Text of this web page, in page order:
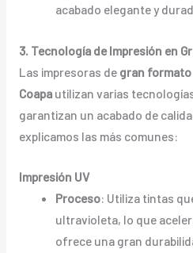
acabado elegante y
3. Tecnología de Impresión en
Las impresoras de gran formato
Coapautilizan varias
garantizan un acabado de
explicamos las más comunes:
Impresión UV
Proceso: Utiliza tintas
ultravioleta, lo que
ofrece una gran